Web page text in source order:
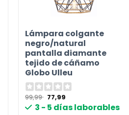
Lámpara colgante
negro/natural
pantalla diamante
tejido de cáñamo
Globo Ulleu
99,99 El
precio
original
77,99
precio
actual
3 - 5 días laborables